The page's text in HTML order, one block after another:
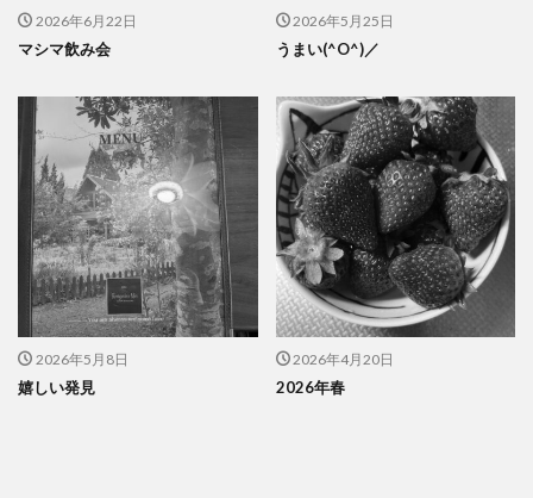
2026年6月22日
マシマ飲み会
2026年5月25日
うまい(^O^)／
2026年5月8日
嬉しい発見
2026年4月20日
2026年春